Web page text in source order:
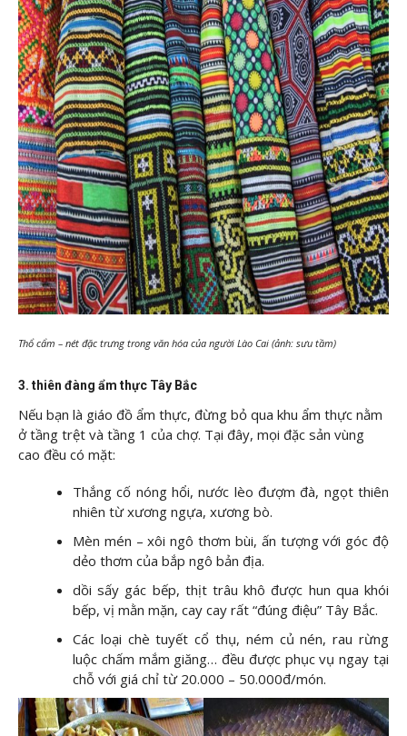
Thổ cẩm – nét đặc trưng trong văn hóa của người Lào Cai (ảnh: sưu tầm)
3. thiên đàng ẩm thực Tây Bắc
Nếu bạn là giáo đồ ẩm thực, đừng bỏ qua khu ẩm thực nằm
ở tầng trệt và tầng 1 của chợ. Tại đây, mọi đặc sản vùng
cao đều có mặt:
Thắng cố nóng hổi, nước lèo đượm đà, ngọt thiên
nhiên từ xương ngựa, xương bò.
Mèn mén – xôi ngô thơm bùi, ấn tượng với góc độ
dẻo thơm của bắp ngô bản địa.
dồi sấy gác bếp, thịt trâu khô được hun qua khói
bếp, vị mằn mặn, cay cay rất “đúng điệu” Tây Bắc.
Các loại chè tuyết cổ thụ, ném củ nén, rau rừng
luộc chấm mắm giăng… đều được phục vụ ngay tại
chỗ với giá chỉ từ 20.000 – 50.000đ/món.